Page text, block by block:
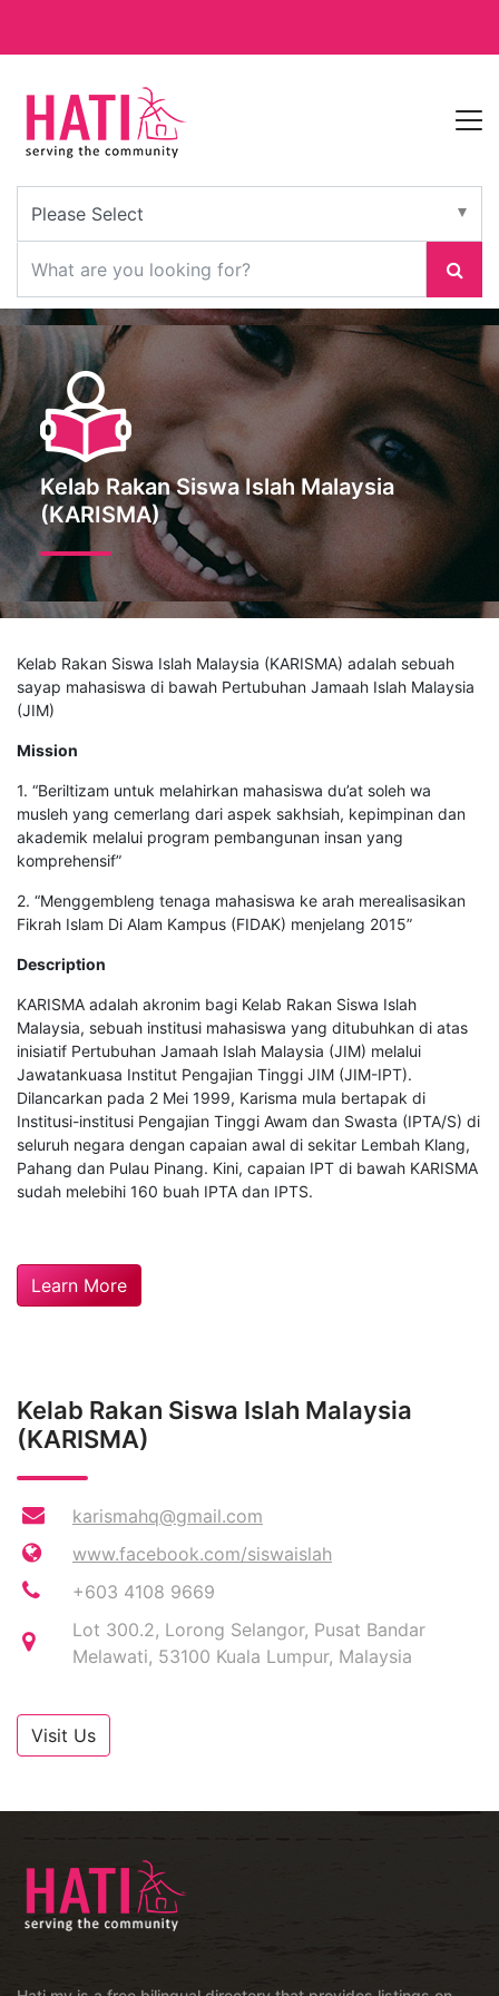
Kelab Rakan Siswa Islah Malaysia
(KARISMA)
Kelab Rakan Siswa Islah Malaysia (KARISMA) adalah sebuah
sayap mahasiswa di bawah Pertubuhan Jamaah Islah Malaysia
(JIM)
Mission
1. “Beriltizam untuk melahirkan mahasiswa du’at soleh wa
musleh yang cemerlang dari aspek sakhsiah, kepimpinan dan
akademik melalui program pembangunan insan yang
komprehensif”
2. “Menggembleng tenaga mahasiswa ke arah merealisasikan
Fikrah Islam Di Alam Kampus (FIDAK) menjelang 2015”
Description
KARISMA adalah akronim bagi Kelab Rakan Siswa Islah
Malaysia, sebuah institusi mahasiswa yang ditubuhkan di atas
inisiatif Pertubuhan Jamaah Islah Malaysia (JIM) melalui
Jawatankuasa Institut Pengajian Tinggi JIM (JIM-IPT).
Dilancarkan pada 2 Mei 1999, Karisma mula bertapak di
Institusi-institusi Pengajian Tinggi Awam dan Swasta (IPTA/S) di
seluruh negara dengan capaian awal di sekitar Lembah Klang,
Pahang dan Pulau Pinang. Kini, capaian IPT di bawah KARISMA
sudah melebihi 160 buah IPTA dan IPTS.
Learn More
Kelab Rakan Siswa Islah Malaysia
(KARISMA)
karismahq@gmail.com
www.facebook.com/siswaislah
+603 4108 9669
Lot 300.2, Lorong Selangor, Pusat Bandar
Melawati, 53100 Kuala Lumpur, Malaysia
Visit Us